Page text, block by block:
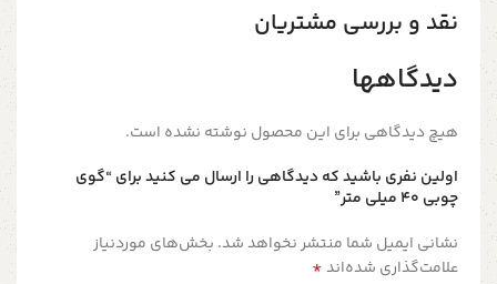
نقد و بررسی مشتریان
دیدگاهها
هیچ دیدگاهی برای این محصول نوشته نشده است.
اولین نفری باشید که دیدگاهی را ارسال می کنید برای “گوی
چوبی 40 میلی متر”
نشانی ایمیل شما منتشر نخواهد شد. بخش‌های موردنیاز
علامت‌گذاری شده‌اند*